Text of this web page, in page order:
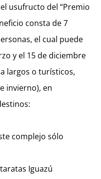
usufructo del “Premio
consta de 7
el cual puede
y el 15 de diciembre
largos o turísticos,
invierno), en
complejo sólo
Iguazú